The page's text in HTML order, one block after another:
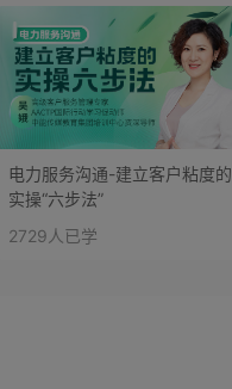
电力服务沟通-建立客户粘度的
实操“六步法”
2729人已学